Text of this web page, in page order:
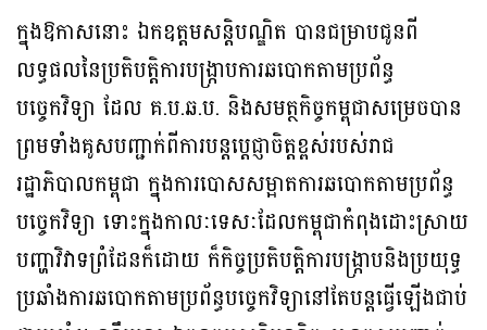
ក្នុងឱកាសនោះ ឯកឧត្តមសន្តិបណ្ឌិត បានជម្រាបជូនពី
លទ្ធផលនៃប្រតិបត្តិការបង្ក្រាបការឆបោកតាមប្រព័ន្ធ
បច្ចេកវិទ្យា ដែល គ.ប.ឆ.ប. និងសមត្ថកិច្ចកម្ពុជាសម្រេចបាន
ព្រមទាំងគូសបញ្ជាក់ពីការបន្តប្តេជ្ញាចិត្តខ្ពស់របស់រាជ
រដ្ឋាភិបាលកម្ពុជា ក្នុងការបោសសម្អាតការឆបោកតាមប្រព័ន្ធ
បច្ចេកវិទ្យា ទោះក្នុងកាលៈទេសៈដែលកម្ពុជាកំពុងដោះស្រាយ
បញ្ហាវិវាទព្រំដែនក៏ដោយ ក៏កិច្ចប្រតិបត្តិការបង្ក្រាបនិងប្រយុទ្ធ
ប្រឆាំងការឆបោកតាមប្រព័ន្ធបច្ចេកវិទ្យានៅតែបន្តធ្វើឡើងជាប់